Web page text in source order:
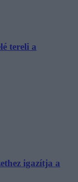
tereli a
igazítja a